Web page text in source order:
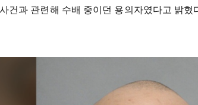
건과 관련해 수배 중이던 용의자였다고 밝혔